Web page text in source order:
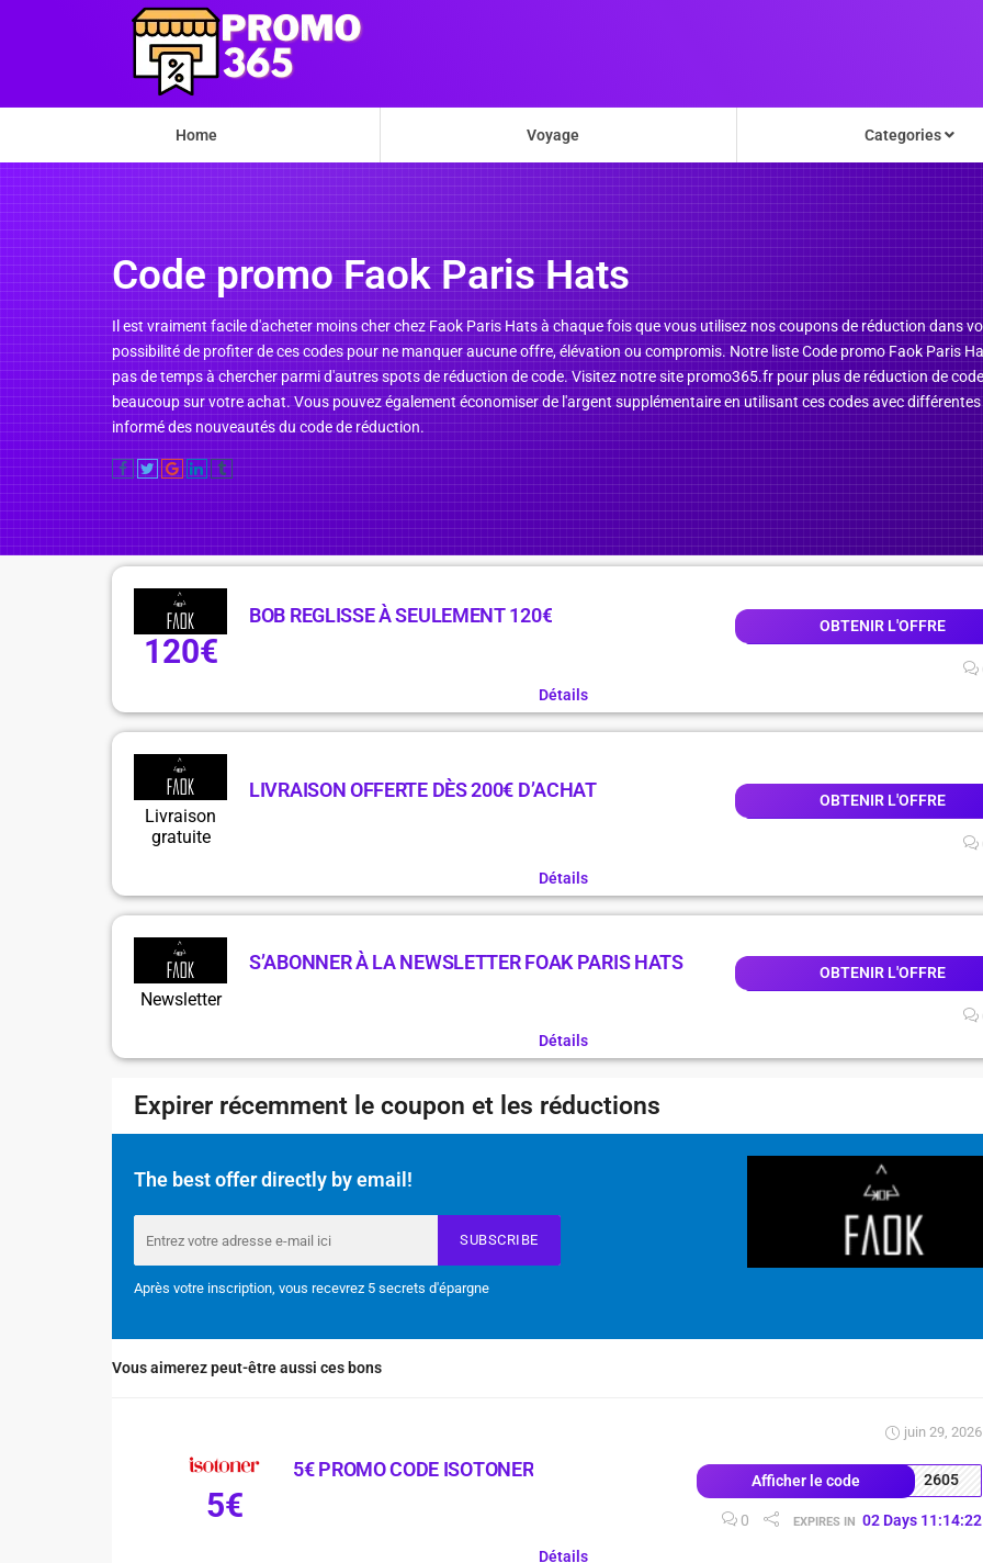
Home Voyage Categories
Code promo Faok Paris Hats
Il est vraiment facile d'acheter moins cher chez Faok Paris Hats à chaque fois que vous utilisez nos coupons de réduction dans
possibilité de profiter de ces codes pour ne manquer aucune offre, élévation ou compromis. Notre liste Code promo Faok Paris
pas de temps à chercher parmi d'autres spots de réduction de code. Visitez notre site promo365.fr pour plus de réduction de
beaucoup sur votre achat. Vous pouvez également économiser de l'argent supplémentaire en utilisant ces codes avec
informé des nouveautés du code de réduction.
120€
BOB REGLISSE À SEULEMENT 120€ OBTENIR L'OFFRE
Détails
Livraison
gratuite
LIVRAISON OFFERTE DÈS 200€ D’ACHAT OBTENIR L'OFFRE
Détails
Newsletter
S’ABONNER À LA NEWSLETTER FOAK PARIS HATS OBTENIR L'OFFRE
Détails
Expirer récemment le coupon et les réductions
The best offer directly by email!
SUBSCRIBE
Après votre inscription, vous recevrez 5 secrets d'épargne
Vous aimerez peut-être aussi ces bons
5€
5€ PROMO CODE ISOTONER
juin 29, 2026
Afficher le code 2605
0 EXPIRES IN 02 Days 11:14:21
Détails